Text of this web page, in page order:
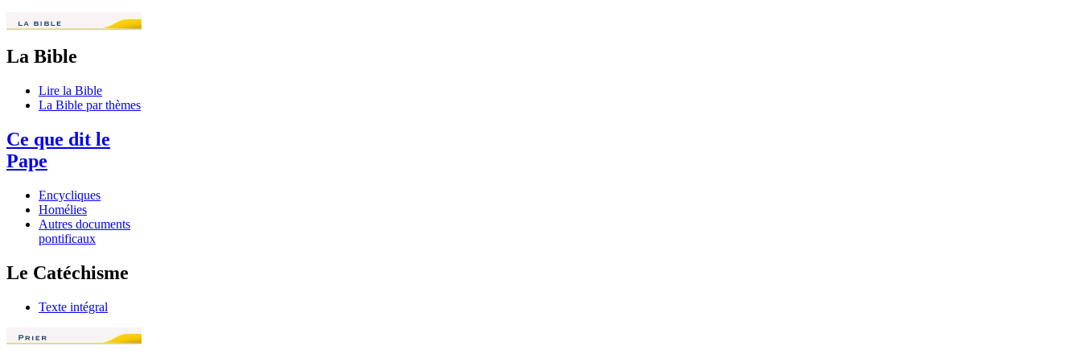
La Bible
Lire la Bible
La Bible par thèmes
Ce que dit le
Pape
Encycliques
Homélies
Autres documents
pontificaux
Le Catéchisme
Texte intégral